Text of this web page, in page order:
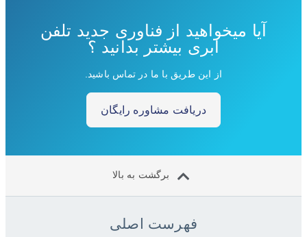
آیا میخواهید از فناوری جدید تلفن
ابری بیشتر بدانید ؟
از این طریق با ما در تماس باشید.
دریافت مشاوره رایگان
برگشت به بالا
فهرست اصلی